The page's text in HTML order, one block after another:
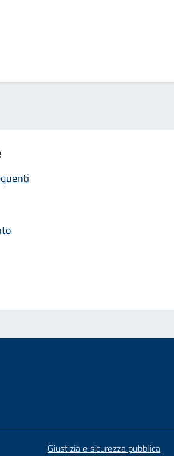
Giustizia e sicurezza pubblica